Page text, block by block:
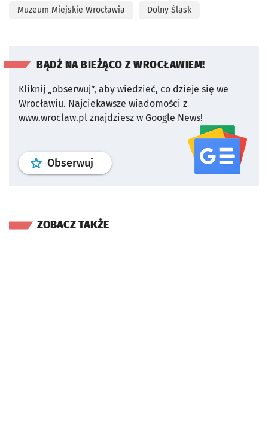
Muzeum Miejskie Wrocławia Dolny Śląsk
BĄDŹ NA BIEŻĄCO Z WROCŁAWIEM!
Kliknij „obserwuj”, aby wiedzieć, co dzieje się we
Wrocławiu. Najciekawsze wiadomości z
www.wroclaw.pl znajdziesz w Google News!
Obserwuj profil serwisu
ZOBACZ TAKŻE